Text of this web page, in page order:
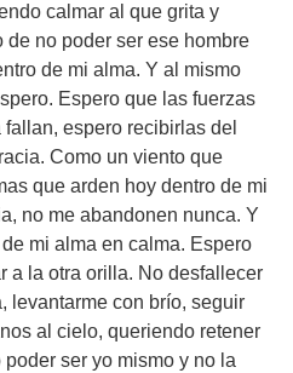
calmar al que grita y
no poder ser ese hombre
de mi alma. Y al mismo
Espero que las fuerzas
espero recibirlas del
Como un viento que
que arden hoy dentro de mi
no me abandonen nunca. Y
mi alma en calma. Espero
a la otra orilla. No desfallecer
levantarme con brío, seguir
al cielo, queriendo retener
ser yo mismo y no la